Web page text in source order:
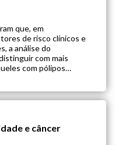
que, em
de risco clínicos e
a análise do
com mais
com pólipos
e câncer